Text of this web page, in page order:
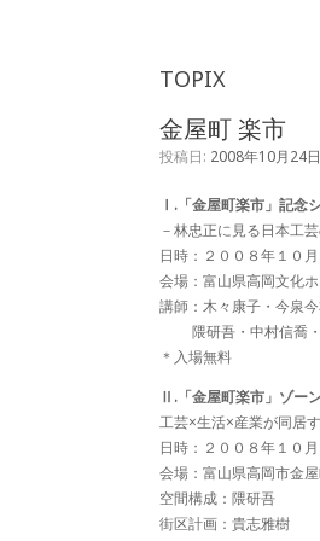
TOPIX
金屋町 楽市
投稿日: 2008年10月24日
Ⅰ.「金屋町楽市」記念
－林忠正に見る日本工
日時：２００８年１０
会場：富山県高岡文化
講師：木々康子・今泉
隈研吾・中村信喬
＊入場無料
Ⅱ.「金屋町楽市」ゾー
工芸×生活×産業が同居
日時：２００８年１０
会場：富山県高岡市金
空間構成：隈研吾
街区計画：貴志雅樹